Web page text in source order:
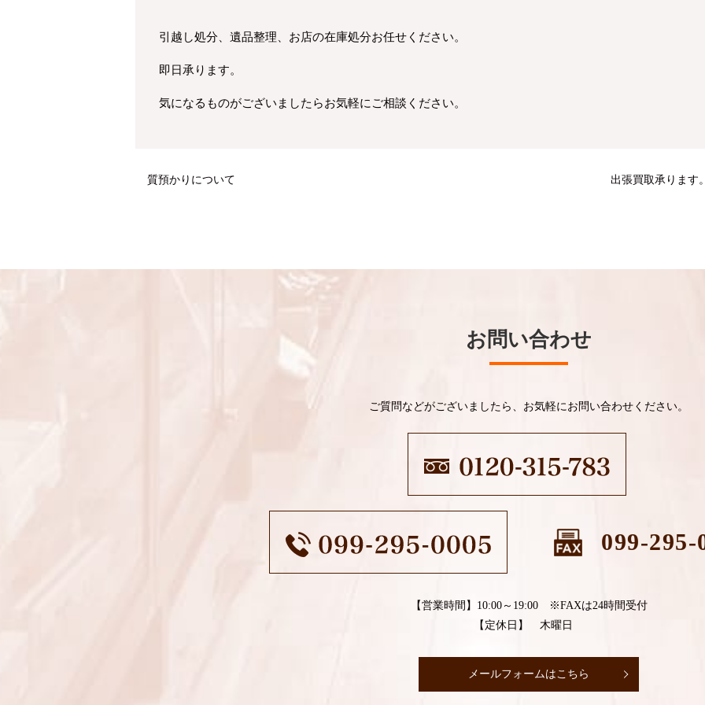
引越し処分、遺品整理、お店の在庫処分お任せください。
即日承ります。
気になるものがございましたらお気軽にご相談ください。
質預かりについて 出張買取承ります
お問い合わせ
ご質問などがございましたら、お気軽にお問い合わせください。
099-295-
【営業時間】10:00～19:00 ※FAXは24時間受付
【定休日】 木曜日
メールフォームはこちら